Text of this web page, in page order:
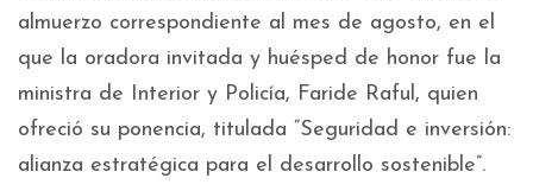
almuerzo correspondiente al mes de agosto, en el
que la oradora invitada y huésped de honor fue la
ministra de Interior y Policía, Faride Raful, quien
ofreció su ponencia, titulada “Seguridad e inversión:
alianza estratégica para el desarrollo sostenible”.